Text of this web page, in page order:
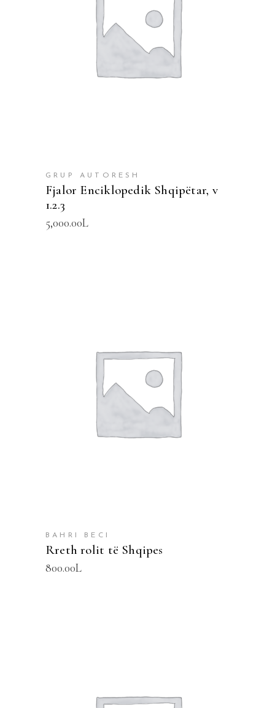
SHTOJE NË SHPORTË
GRUP AUTORESH
Fjalor Enciklopedik Shqipëtar, v
1.2.3
5,000.00L
SHTOJE NË SHPORTË
BAHRI BECI
Rreth rolit të Shqipes
800.00L